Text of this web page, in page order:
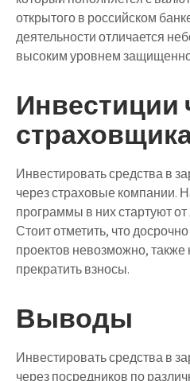
открытого в российском
деятельности отличается
высоким уровнем
Инвестиции
Инвестировать средства в
через страховые компании.
программы в них стартуют
Стоит отметить, что
проектов невозможно, также
прекратить взносы.
Выводы
Инвестировать средства в
через посредников по